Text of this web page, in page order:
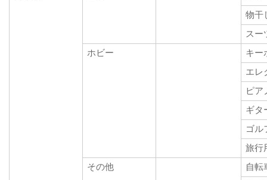
物干
スー
ホビー
キー
エレ
ピア
ギタ
ゴル
旅行
その他
自転